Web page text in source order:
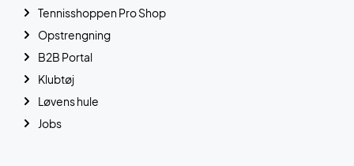
Tennisshoppen Pro Shop
Opstrengning
B2B Portal
Klubtøj
Løvens hule
Jobs